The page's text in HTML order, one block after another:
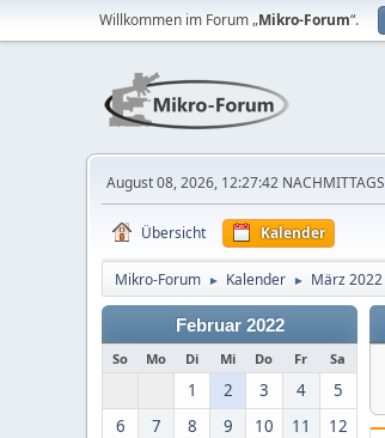
Willkommen im Forum „Mikro-Forum“.
August 08, 2026, 12:27:42 NACHMITTAGS
Übersicht Kalender
Mikro-Forum ► Kalender ► März 2022
Februar 2022
So Mo Di Mi Do Fr Sa
1 2 3 4
5
6
7 8 9 10 11
12